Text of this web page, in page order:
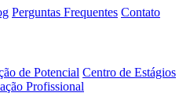
Perguntas Frequentes Contato
de Potencial Centro de Estágios
Profissional